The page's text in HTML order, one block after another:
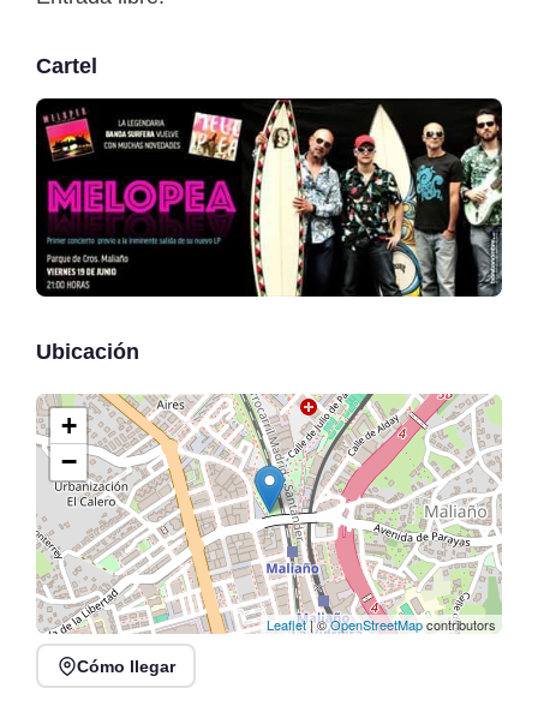
Cartel
Ubicación
+
−
Leaflet| ©OpenStreetMapcontributors
Cómo llegar
Verano Mix Fiesta de